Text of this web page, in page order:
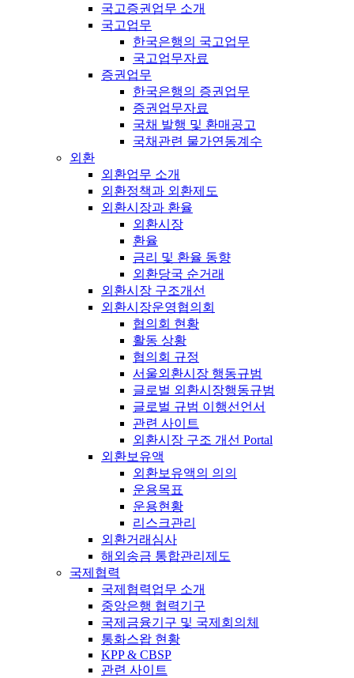
국고증권업무 소개
국고업무
한국은행의 국고업무
국고업무자료
증권업무
한국은행의 증권업무
증권업무자료
국채 발행 및 환매공고
국채관련 물가연동계수
외환
외환업무 소개
외환정책과 외환제도
외환시장과 환율
외환시장
환율
금리 및 환율 동향
외환당국 순거래
외환시장 구조개선
외환시장운영협의회
협의회 현황
활동 상황
협의회 규정
서울외환시장 행동규범
글로벌 외환시장행동규범
글로벌 규범 이행선언서
관련 사이트
외환시장 구조 개선 Portal
외환보유액
외환보유액의 의의
운용목표
운용현황
리스크관리
외환거래심사
해외송금 통합관리제도
국제협력
국제협력업무 소개
중앙은행 협력기구
국제금융기구 및 국제회의체
통화스왑 현황
KPP & CBSP
관련 사이트